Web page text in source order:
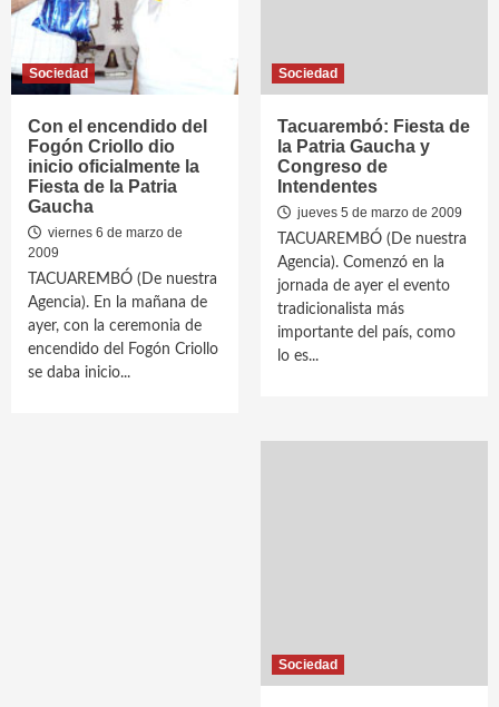
Sociedad
Con el encendido del
Fogón Criollo dio
inicio oficialmente la
Fiesta de la Patria
Gaucha
viernes 6 de marzo de
2009
TACUAREMBÓ (De nuestra
Agencia). En la mañana de
ayer, con la ceremonia de
encendido del Fogón Criollo
se daba inicio...
Sociedad
Tacuarembó: Fiesta de
la Patria Gaucha y
Congreso de
Intendentes
jueves 5 de marzo de 2009
TACUAREMBÓ (De nuestra
Agencia). Comenzó en la
jornada de ayer el evento
tradicionalista más
importante del país, como
lo es...
Sociedad